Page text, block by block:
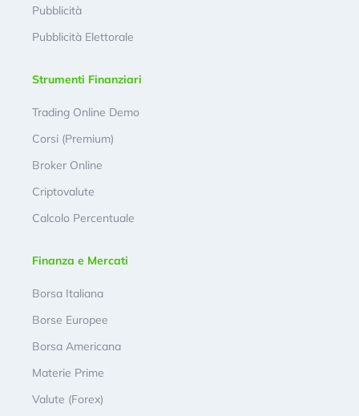
Pubblicità
Pubblicità Elettorale
Strumenti Finanziari
Trading Online Demo
Corsi (Premium)
Broker Online
Criptovalute
Calcolo Percentuale
Finanza e Mercati
Borsa Italiana
Borse Europee
Borsa Americana
Materie Prime
Valute (Forex)